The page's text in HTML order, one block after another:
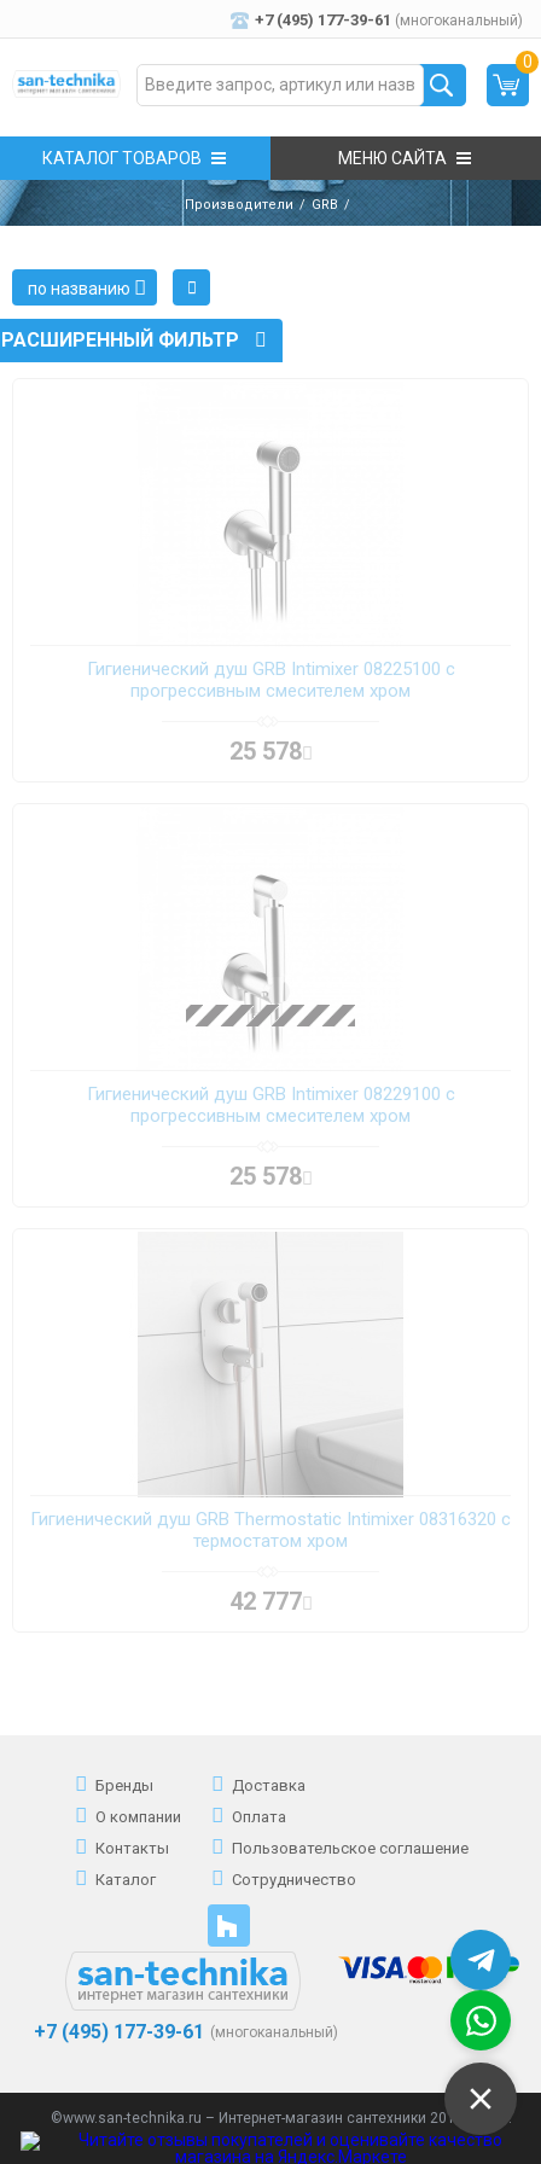
+7 (495) 177-39-61 (многоканальный)
0
КАТАЛОГ ТОВАРОВ МЕНЮ САЙТА
Производители GRB
РАСШИРЕННЫЙ ФИЛЬТР
по названию
Гигиенический душ GRB Intimixer 08225100 с
прогрессивным смесителем хром
25 578
Гигиенический душ GRB Intimixer 08229100 с
прогрессивным смесителем хром
25 578
Гигиенический душ GRB Thermostatic Intimixer 08316320 с
термостатом хром
42 777
Бренды
О компании
Контакты
Каталог
Доставка
Оплата
Пользовательское соглашение
Сотрудничество
+7 (495) 177-39-61 (многоканальный)
©www.san-technika.ru – Интернет-магазин сантехники 2013 - 2023.